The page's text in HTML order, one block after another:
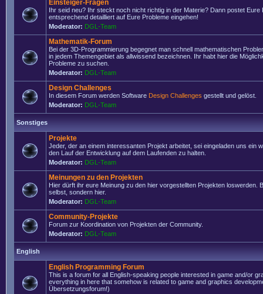
Einsteiger-Fragen
Ihr seid neu? Ihr steckt noch nicht richtig in der Materie? Dann postet Eure
entsprechend detailliert auf Eure Probleme eingehen!
Moderator: DGL-Team
Mathematik-Forum
Bei der 3D-Programmierung begegnet man schnell mathematischen
in jedem Themengebiet als allwissend bezeichnen. Ihr habt hier die
Probleme zu suchen.
Moderator: DGL-Team
Design Challenges
In diesem Forum werden Software Design Challenges gestellt und gelöst.
Moderator: DGL-Team
Sonstiges
Projekte
Jeder, der an einem interessanten Projekt arbeitet, sei eingeladen uns ein
den Lauf der Entwicklung auf dem Laufenden zu halten.
Moderator: DGL-Team
Meinungen zu den Projekten
Hier dürft ihr eure Meinung zu den hier vorgestellten Projekten loswerden.
selbst, sondern hier.
Moderator: DGL-Team
Community-Projekte
Forum zur Koordination von Projekten der Community.
Moderator: DGL-Team
English
English Programming Forum
This is a forum for all English-speaking people interested in game and/or
everything in here that somehow is related to game and graphics
Übersetzungsforum!)